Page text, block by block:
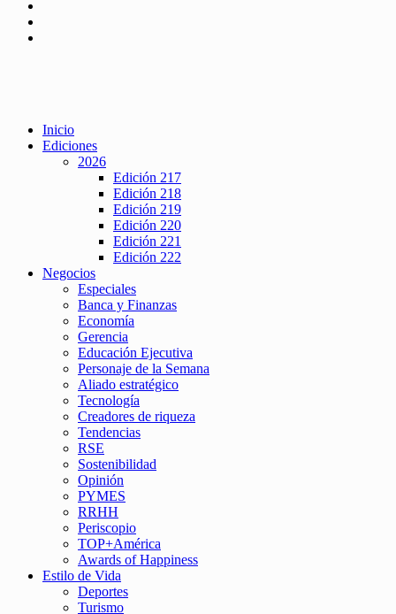
Inicio
Ediciones
2026
Edición 217
Edición 218
Edición 219
Edición 220
Edición 221
Edición 222
Negocios
Especiales
Banca y Finanzas
Economía
Gerencia
Educación Ejecutiva
Personaje de la Semana
Aliado estratégico
Tecnología
Creadores de riqueza
Tendencias
RSE
Sostenibilidad
Opinión
PYMES
RRHH
Periscopio
TOP+América
Awards of Happiness
Estilo de Vida
Deportes
Turismo